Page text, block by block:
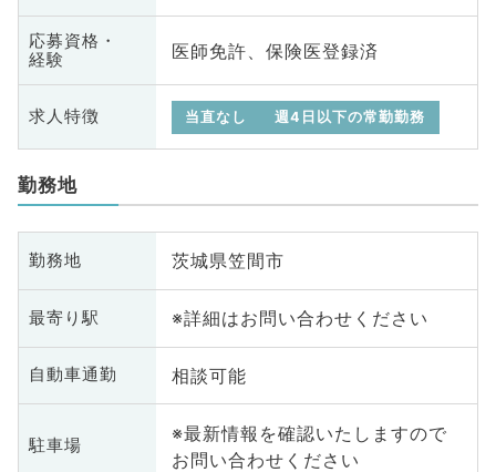
応募資格・
経験
医師免許、保険医登録済
求人特徴 当直なし 週4日以下の常勤勤務
勤務地
勤務地 茨城県笠間市
最寄り駅 ※詳細はお問い合わせください
自動車通勤 相談可能
駐車場
※最新情報を確認いたしますので
お問い合わせください